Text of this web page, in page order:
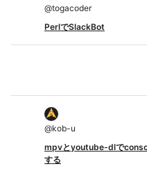
@togacoder
PerlでSlackBot
@kob-u
mpvとyoutube-dlで
する